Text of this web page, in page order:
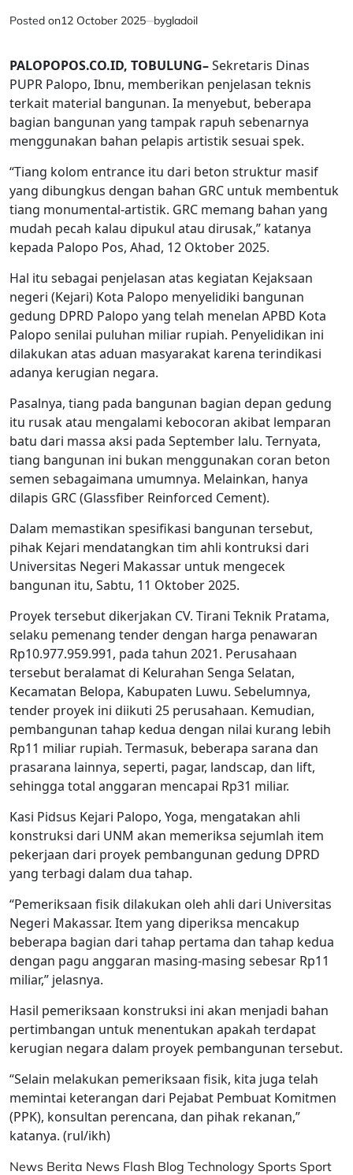
Posted on12 October 2025 bygladoil
PALOPOPOS.CO.ID, TOBULUNG–Sekretaris Dinas
PUPR Palopo, Ibnu, memberikan penjelasan teknis
terkait material bangunan. Ia menyebut, beberapa
bagian bangunan yang tampak rapuh sebenarnya
menggunakan bahan pelapis artistik sesuai spek.
“Tiang kolom entrance itu dari beton struktur masif
yang dibungkus dengan bahan GRC untuk membentuk
tiang monumental-artistik. GRC memang bahan yang
mudah pecah kalau dipukul atau dirusak,” katanya
kepada Palopo Pos, Ahad, 12 Oktober 2025.
Hal itu sebagai penjelasan atas kegiatan Kejaksaan
negeri (Kejari) Kota Palopo menyelidiki bangunan
gedung DPRD Palopo yang telah menelan APBD Kota
Palopo senilai puluhan miliar rupiah. Penyelidikan ini
dilakukan atas aduan masyarakat karena terindikasi
adanya kerugian negara.
Pasalnya, tiang pada bangunan bagian depan gedung
itu rusak atau mengalami kebocoran akibat lemparan
batu dari massa aksi pada September lalu. Ternyata,
tiang bangunan ini bukan menggunakan coran beton
semen sebagaimana umumnya. Melainkan, hanya
dilapis GRC (Glassfiber Reinforced Cement).
Dalam memastikan spesifikasi bangunan tersebut,
pihak Kejari mendatangkan tim ahli kontruksi dari
Universitas Negeri Makassar untuk mengecek
bangunan itu, Sabtu, 11 Oktober 2025.
Proyek tersebut dikerjakan CV. Tirani Teknik Pratama,
selaku pemenang tender dengan harga penawaran
Rp10.977.959.991, pada tahun 2021. Perusahaan
tersebut beralamat di Kelurahan Senga Selatan,
Kecamatan Belopa, Kabupaten Luwu. Sebelumnya,
tender proyek ini diikuti 25 perusahaan. Kemudian,
pembangunan tahap kedua dengan nilai kurang lebih
Rp11 miliar rupiah. Termasuk, beberapa sarana dan
prasarana lainnya, seperti, pagar, landscap, dan lift,
sehingga total anggaran mencapai Rp31 miliar.
Kasi Pidsus Kejari Palopo, Yoga, mengatakan ahli
konstruksi dari UNM akan memeriksa sejumlah item
pekerjaan dari proyek pembangunan gedung DPRD
yang terbagi dalam dua tahap.
“Pemeriksaan fisik dilakukan oleh ahli dari Universitas
Negeri Makassar. Item yang diperiksa mencakup
beberapa bagian dari tahap pertama dan tahap kedua
dengan pagu anggaran masing-masing sebesar Rp11
miliar,” jelasnya.
Hasil pemeriksaan konstruksi ini akan menjadi bahan
pertimbangan untuk menentukan apakah terdapat
kerugian negara dalam proyek pembangunan tersebut.
“Selain melakukan pemeriksaan fisik, kita juga telah
memintai keterangan dari Pejabat Pembuat Komitmen
(PPK), konsultan perencana, dan pihak rekanan,”
katanya. (rul/ikh)
News Berita News Flash Blog Technology Sports Sport